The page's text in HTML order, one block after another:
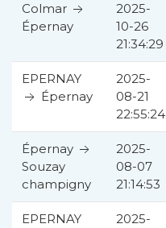
Colmar
Épernay
2025-
10-26
21:34:29
EPERNAY
Épernay
2025-
08-21
22:55:24
Épernay
Souzay
champigny
2025-
08-07
21:14:53
EPERNAY
2025-